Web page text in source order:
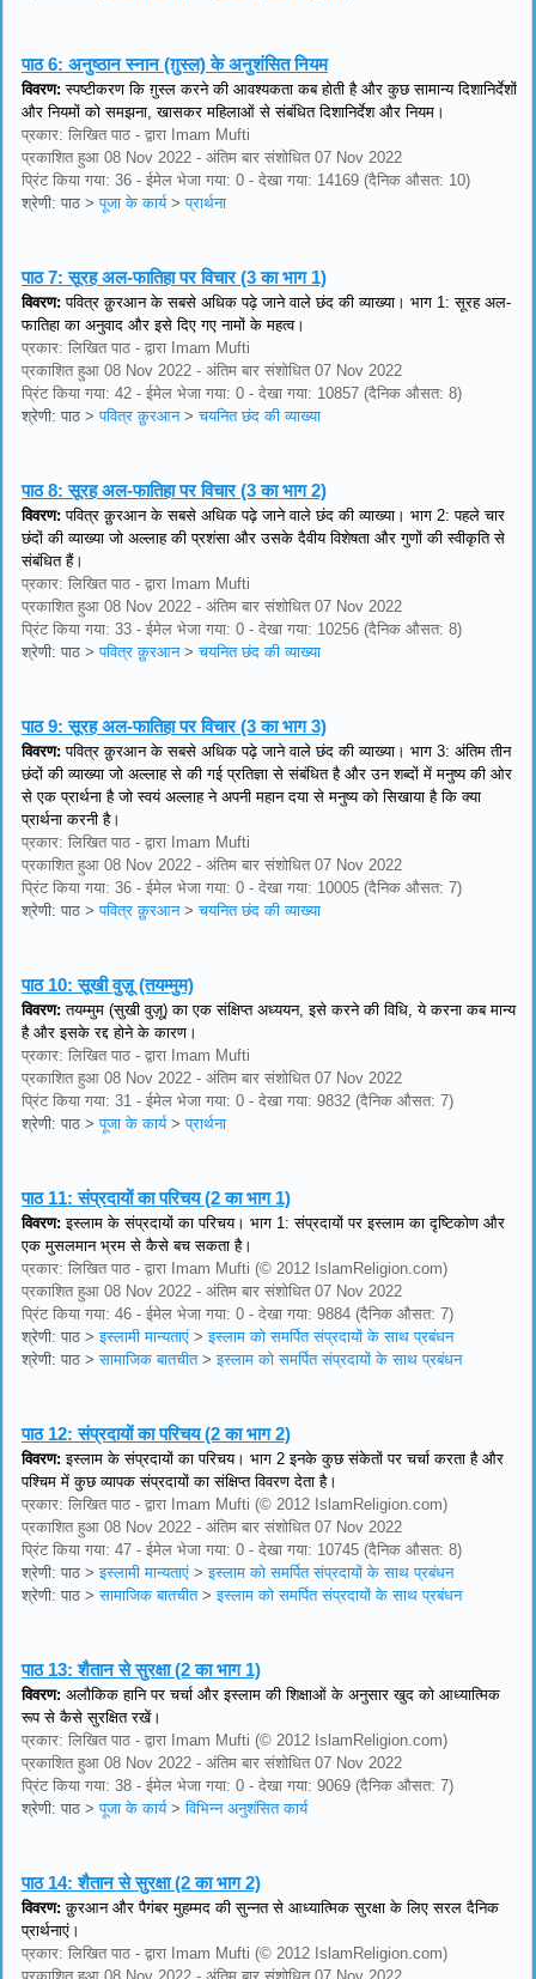
पाठ 6: अनुष्ठान स्नान (ग़ुस्ल) के अनुशंसित नियम
विवरण: स्पष्टीकरण कि ग़ुस्ल करने की आवश्यकता कब होती है और कुछ सामान्य दिशानिर्देशों
और नियमों को समझना, खासकर महिलाओं से संबंधित दिशानिर्देश और नियम।
प्रकार: लिखित पाठ - द्वारा Imam Mufti
प्रकाशित हुआ 08 Nov 2022 - अंतिम बार संशोधित 07 Nov 2022
प्रिंट किया गया: 36 - ईमेल भेजा गया: 0 - देखा गया: 14169 (दैनिक औसत: 10)
श्रेणी: पाठ >पूजा के कार्य>प्रार्थना
पाठ 7:सूरह अल-फातिहा पर विचार (3 का भाग 1)
विवरण: पवित्र क़ुरआन के सबसे अधिक पढ़े जाने वाले छंद की व्याख्या। भाग 1: सूरह अल-
फातिहा का अनुवाद और इसे दिए गए नामों के महत्व।
प्रकार: लिखित पाठ - द्वारा Imam Mufti
प्रकाशित हुआ 08 Nov 2022 - अंतिम बार संशोधित 07 Nov 2022
प्रिंट किया गया: 42 - ईमेल भेजा गया: 0 - देखा गया: 10857 (दैनिक औसत: 8)
श्रेणी: पाठ >पवित्र क़ुरआन>चयनित छंद की व्याख्या
पाठ 8:सूरह अल-फातिहा पर विचार (3 का भाग 2)
विवरण: पवित्र क़ुरआन के सबसे अधिक पढ़े जाने वाले छंद की व्याख्या। भाग 2: पहले चार
छंदों की व्याख्या जो अल्लाह की प्रशंसा और उसके दैवीय विशेषता और गुणों की स्वीकृति से
संबंधित हैं।
प्रकार: लिखित पाठ - द्वारा Imam Mufti
प्रकाशित हुआ 08 Nov 2022 - अंतिम बार संशोधित 07 Nov 2022
प्रिंट किया गया: 33 - ईमेल भेजा गया: 0 - देखा गया: 10256 (दैनिक औसत: 8)
श्रेणी: पाठ >पवित्र क़ुरआन>चयनित छंद की व्याख्या
पाठ 9:सूरह अल-फातिहा पर विचार (3 का भाग 3)
विवरण: पवित्र क़ुरआन के सबसे अधिक पढ़े जाने वाले छंद की व्याख्या। भाग 3: अंतिम तीन
छंदों की व्याख्या जो अल्लाह से की गई प्रतिज्ञा से संबंधित है और उन शब्दों में मनुष्य की ओर
से एक प्रार्थना है जो स्वयं अल्लाह ने अपनी महान दया से मनुष्य को सिखाया है कि क्या
प्रार्थना करनी है।
प्रकार: लिखित पाठ - द्वारा Imam Mufti
प्रकाशित हुआ 08 Nov 2022 - अंतिम बार संशोधित 07 Nov 2022
प्रिंट किया गया: 36 - ईमेल भेजा गया: 0 - देखा गया: 10005 (दैनिक औसत: 7)
श्रेणी: पाठ >पवित्र क़ुरआन>चयनित छंद की व्याख्या
पाठ 10:सूखी वुज़ू (तयम्मुम)
विवरण: तयम्मुम (सुखी वुज़ू) का एक संक्षिप्त अध्ययन, इसे करने की विधि, ये करना कब मान्य
है और इसके रद्द होने के कारण।
प्रकार: लिखित पाठ - द्वारा Imam Mufti
प्रकाशित हुआ 08 Nov 2022 - अंतिम बार संशोधित 07 Nov 2022
प्रिंट किया गया: 31 - ईमेल भेजा गया: 0 - देखा गया: 9832 (दैनिक औसत: 7)
श्रेणी: पाठ >पूजा के कार्य>प्रार्थना
पाठ 11:संप्रदायों का परिचय (2 का भाग 1)
विवरण: इस्लाम के संप्रदायों का परिचय। भाग 1: संप्रदायों पर इस्लाम का दृष्टिकोण और
एक मुसलमान भ्रम से कैसे बच सकता है।
प्रकार: लिखित पाठ - द्वारा Imam Mufti (© 2012 IslamReligion.com)
प्रकाशित हुआ 08 Nov 2022 - अंतिम बार संशोधित 07 Nov 2022
प्रिंट किया गया: 46 - ईमेल भेजा गया: 0 - देखा गया: 9884 (दैनिक औसत: 7)
श्रेणी: पाठ >इस्लामी मान्यताएं >इस्लाम को समर्पित संप्रदायों के साथ प्रबंधन
श्रेणी: पाठ >सामाजिक बातचीत>इस्लाम को समर्पित संप्रदायों के साथ प्रबंधन
पाठ 12:संप्रदायों का परिचय (2 का भाग 2)
विवरण: इस्लाम के संप्रदायों का परिचय। भाग 2 इनके कुछ संकेतों पर चर्चा करता है और
पश्चिम में कुछ व्यापक संप्रदायों का संक्षिप्त विवरण देता है।
प्रकार: लिखित पाठ - द्वारा Imam Mufti (© 2012 IslamReligion.com)
प्रकाशित हुआ 08 Nov 2022 - अंतिम बार संशोधित 07 Nov 2022
प्रिंट किया गया: 47 - ईमेल भेजा गया: 0 - देखा गया: 10745 (दैनिक औसत: 8)
श्रेणी: पाठ >इस्लामी मान्यताएं >इस्लाम को समर्पित संप्रदायों के साथ प्रबंधन
श्रेणी: पाठ >सामाजिक बातचीत>इस्लाम को समर्पित संप्रदायों के साथ प्रबंधन
पाठ 13:शैतान से सुरक्षा (2 का भाग 1)
विवरण: अलौकिक हानि पर चर्चा और इस्लाम की शिक्षाओं के अनुसार खुद को आध्यात्मिक
रूप से कैसे सुरक्षित रखें।
प्रकार: लिखित पाठ - द्वारा Imam Mufti (© 2012 IslamReligion.com)
प्रकाशित हुआ 08 Nov 2022 - अंतिम बार संशोधित 07 Nov 2022
प्रिंट किया गया: 38 - ईमेल भेजा गया: 0 - देखा गया: 9069 (दैनिक औसत: 7)
श्रेणी: पाठ >पूजा के कार्य>विभिन्न अनुशंसित कार्य
पाठ 14:शैतान से सुरक्षा (2 का भाग 2)
विवरण: क़ुरआन और पैगंबर मुहम्मद की सुन्नत से आध्यात्मिक सुरक्षा के लिए सरल दैनिक
प्रार्थनाएं।
प्रकार: लिखित पाठ - द्वारा Imam Mufti (© 2012 IslamReligion.com)